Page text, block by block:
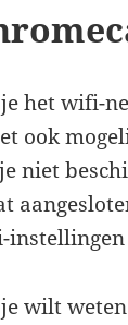
het wifi-
ook
niet
wilt